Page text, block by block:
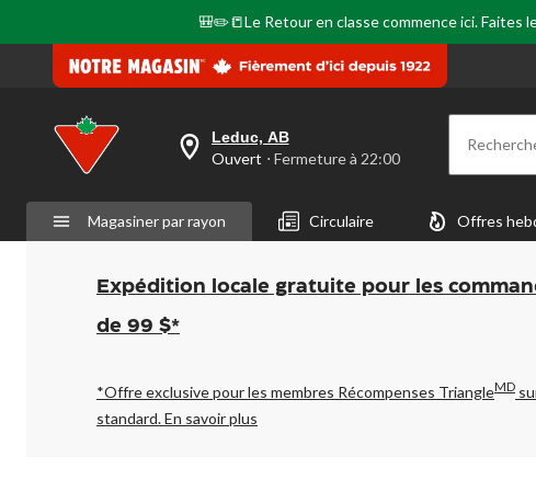
🎒✏️📒Le Retour en classe commence ici. Faites
votre
est
Leduc,
AB,
Ouvert,
Fermeture
à
pour
changer
Leduc, AB
Ouvert ⋅ Fermeture à 22:00
Magasiner par rayon Circulaire Offres
Expédition locale gratuite pour les
de 99 $*
*Offre exclusive pour les membres Récompenses TriangleMD
standard.En savoir plus
page.